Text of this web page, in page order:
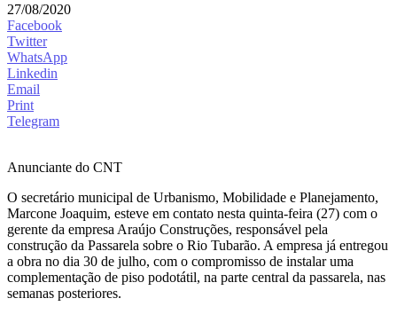
27/08/2020
Facebook
Twitter
WhatsApp
Linkedin
Email
Print
Telegram
Anunciante do CNT
O secretário municipal de Urbanismo, Mobilidade e Planejamento,
Marcone Joaquim, esteve em contato nesta quinta-feira (27) com o
gerente da empresa Araújo Construções, responsável pela
construção da Passarela sobre o Rio Tubarão. A empresa já entregou
a obra no dia 30 de julho, com o compromisso de instalar uma
complementação de piso podotátil, na parte central da passarela, nas
semanas posteriores.